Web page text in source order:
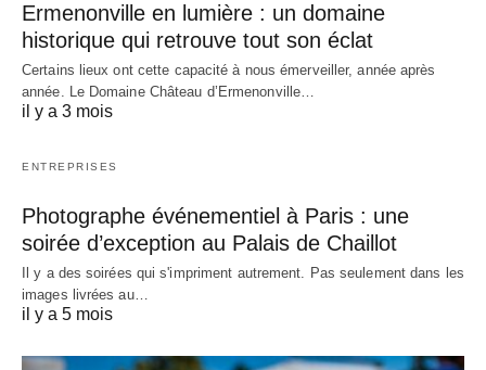
Ermenonville en lumière : un domaine
historique qui retrouve tout son éclat
Certains lieux ont cette capacité à nous émerveiller, année après
année. Le Domaine Château d’Ermenonville…
il y a 3 mois
ENTREPRISES
Photographe événementiel à Paris : une
soirée d’exception au Palais de Chaillot
Il y a des soirées qui s'impriment autrement. Pas seulement dans les
images livrées au…
il y a 5 mois